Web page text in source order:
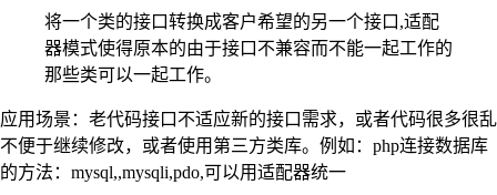
将一个类的接口转换成客户希望的另一个接口,适配
器模式使得原本的由于接口不兼容而不能一起工作的
那些类可以一起工作。
应用场景：老代码接口不适应新的接口需求，或者代码很多很乱
不便于继续修改，或者使用第三方类库。例如：php连接数据库
的方法：mysql,,mysqli,pdo,可以用适配器统一